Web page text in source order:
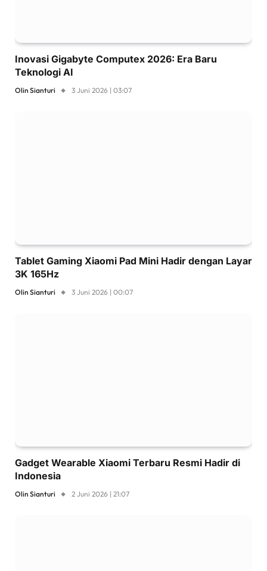
Inovasi Gigabyte Computex 2026: Era Baru
Teknologi AI
Olin Sianturi 3 Juni 2026 | 03:07
Tablet Gaming Xiaomi Pad Mini Hadir dengan Layar
3K 165Hz
Olin Sianturi 3 Juni 2026 | 00:07
Gadget Wearable Xiaomi Terbaru Resmi Hadir di
Indonesia
Olin Sianturi 2 Juni 2026 | 21:07